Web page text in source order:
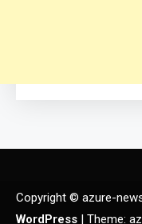
Copyright © azure-
WordPress | Theme: